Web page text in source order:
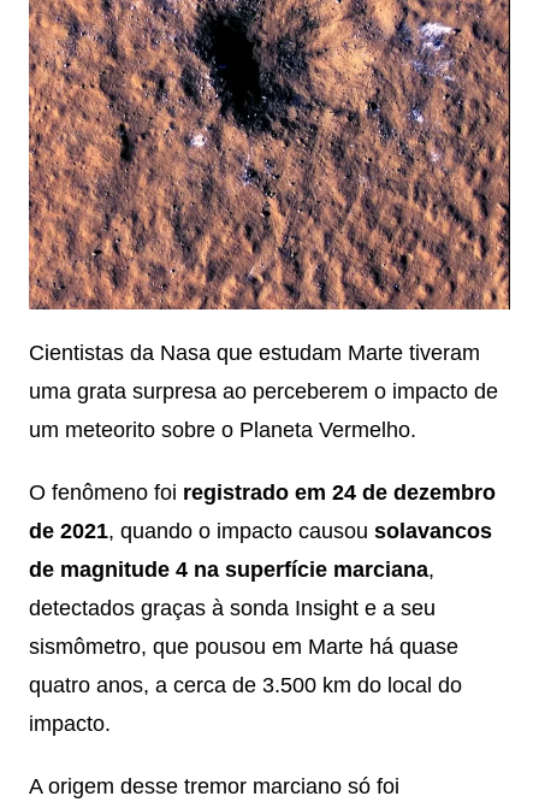
Cientistas da Nasa que estudam Marte tiveram
uma grata surpresa ao perceberem o impacto de
um meteorito sobre o Planeta Vermelho.
O fenômeno foi registrado em 24 de dezembro
de 2021, quando o impacto causou solavancos
de magnitude 4 na superfície marciana,
detectados graças à sonda Insight e a seu
sismômetro, que pousou em Marte há quase
quatro anos, a cerca de 3.500 km do local do
impacto.
A origem desse tremor marciano só foi